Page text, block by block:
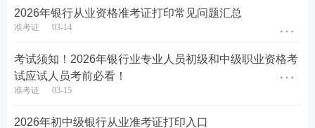
样子？
下图所示），主要包含以下内容：考生姓名、性
别、证件号码、准考证号、科目名称、考点名称、
请在打印准考证时，仔细核对这些内容，如发现信
2026年银行从业资格准考证打印常见问题汇总
准考证 03-14
考试须知！2026年银行业专业人员初级和中级职业资格考
试应试人员考前必看！
准考证 03-15
2026年初中级银行从业准考证打印入口